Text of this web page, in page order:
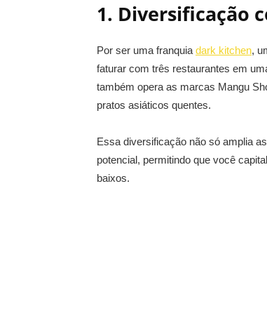
1. Diversificação
Por ser uma franquia dark kitchen,
faturar com três restaurantes em
também opera as marcas Mangu
pratos asiáticos quentes.
Essa diversificação não só amplia
potencial, permitindo que você
baixos.